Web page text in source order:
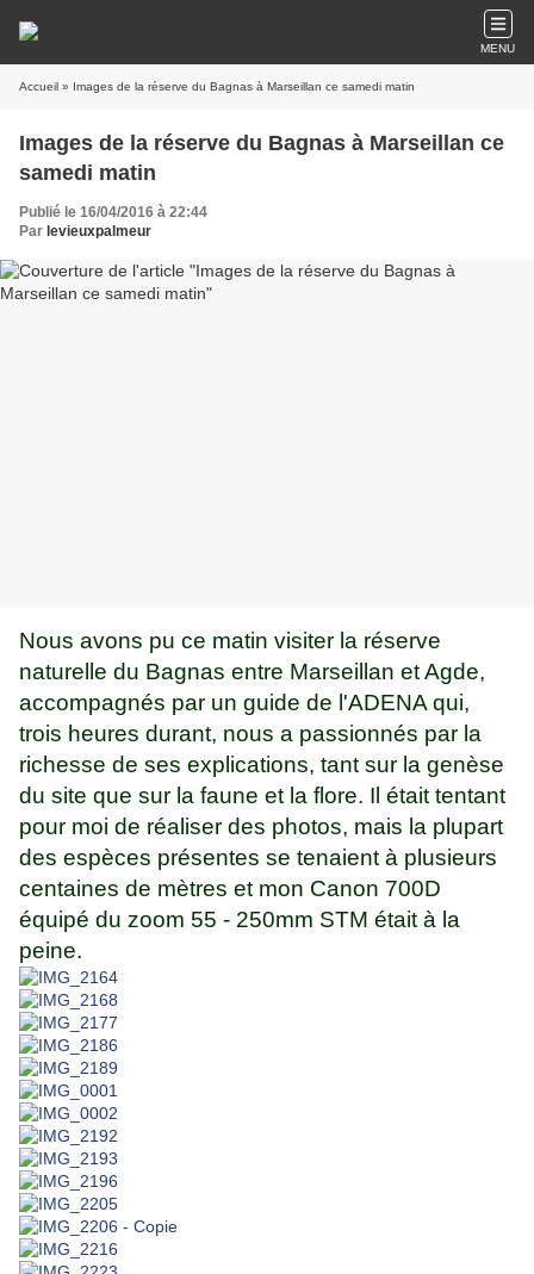
MENU
Accueil » Images de la réserve du Bagnas à Marseillan ce samedi matin
Images de la réserve du Bagnas à Marseillan ce
samedi matin
Publié le 16/04/2016 à 22:44
Par levieuxpalmeur
Nous avons pu ce matin visiter la réserve
naturelle du Bagnas entre Marseillan et Agde,
accompagnés par un guide de l'ADENA qui,
trois heures durant, nous a passionnés par la
richesse de ses explications, tant sur la genèse
du site que sur la faune et la flore. Il était tentant
pour moi de réaliser des photos, mais la plupart
des espèces présentes se tenaient à plusieurs
centaines de mètres et mon Canon 700D
équipé du zoom 55 - 250mm STM était à la
peine.